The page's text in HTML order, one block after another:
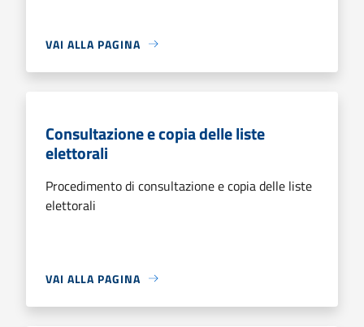
VAI ALLA PAGINA
Consultazione e copia delle liste
elettorali
Procedimento di consultazione e copia delle liste
elettorali
VAI ALLA PAGINA